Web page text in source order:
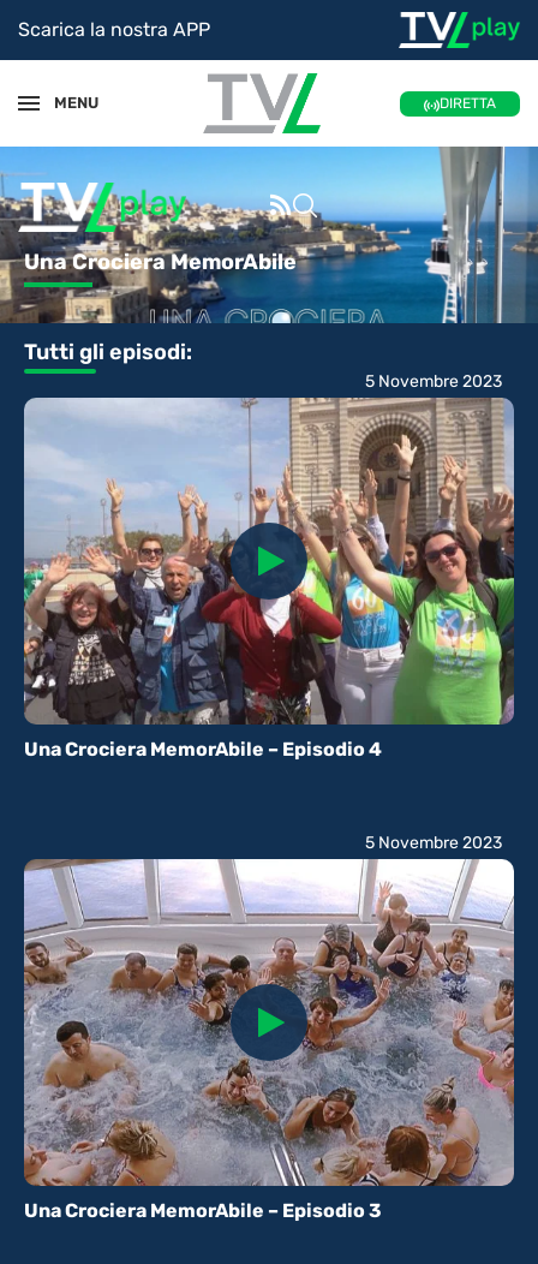
Scarica la nostra APP
MENU DIRETTA
Una Crociera MemorAbile
Tutti gli episodi:
Una Crociera MemorAbile – Episodio 4
5 Novembre 2023
Una Crociera MemorAbile – Episodio 3
5 Novembre 2023